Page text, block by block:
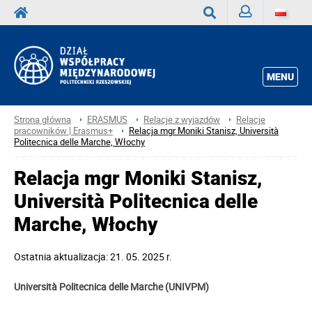
MENU
Strona główna ERASMUS Relacje z wyjazdów
Relacje
pracowników | Erasmus+
Relacja mgr Moniki Stanisz, Università
Politecnica delle Marche, Włochy
Relacja mgr Moniki Stanisz,
Università Politecnica delle
Marche, Włochy
Ostatnia aktualizacja: 21. 05. 2025 r.
Università Politecnica delle Marche (UNIVPM)